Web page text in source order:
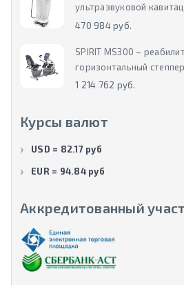
ультразвуковой
470 984 руб.
SPIRIT MS300 –
горизонтальный степпер
1 214 762 руб.
Курсы валют
USD = 82.17 руб
EUR = 94.84 руб
Аккредитованный